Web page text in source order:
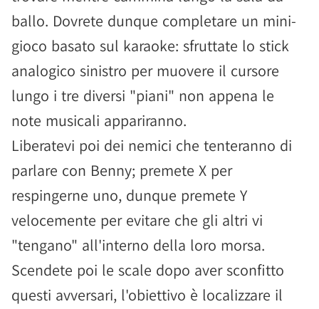
ballo. Dovrete dunque completare un mini-
gioco basato sul karaoke: sfruttate lo stick
analogico sinistro per muovere il cursore
lungo i tre diversi "piani" non appena le
note musicali appariranno.
Liberatevi poi dei nemici che tenteranno di
parlare con Benny; premete X per
respingerne uno, dunque premete Y
velocemente per evitare che gli altri vi
"tengano" all'interno della loro morsa.
Scendete poi le scale dopo aver sconfitto
questi avversari, l'obiettivo è localizzare il